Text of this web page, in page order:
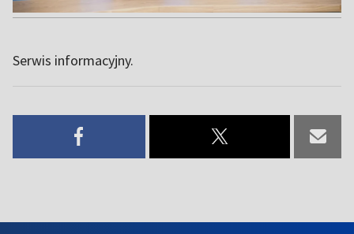
Serwis informacyjny.